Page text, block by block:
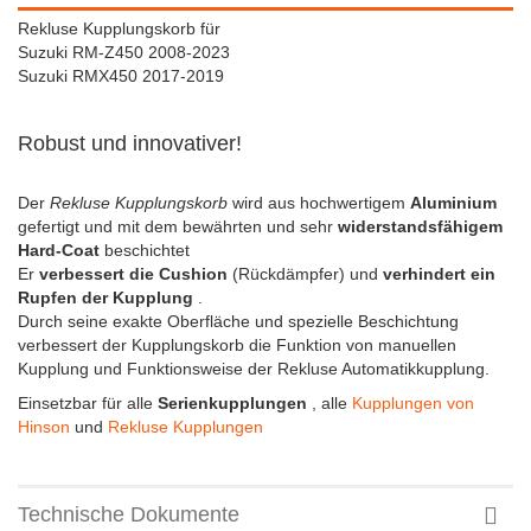
Rekluse Kupplungskorb für
Suzuki RM-Z450 2008-2023
Suzuki RMX450 2017-2019
Robust und innovativer!
Der Rekluse Kupplungskorb wird aus hochwertigem Aluminium
gefertigt und mit dem bewährten und sehr widerstandsfähigem
Hard-Coat beschichtet
Er verbessert die Cushion (Rückdämpfer) und verhindert ein
Rupfen der Kupplung
Durch seine exakte Oberfläche und spezielle Beschichtung
verbessert der Kupplungskorb die Funktion von manuellen
Kupplung und Funktionsweise der Rekluse Automatikkupplung.
Einsetzbar für alle Serienkupplungen , alle Kupplungen von
Hinson und Rekluse Kupplungen
Technische Dokumente